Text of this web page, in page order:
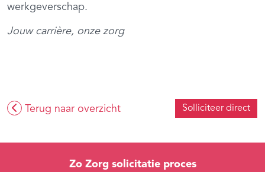
werkgeverschap.
Jouw carrière, onze zorg
Terug naar overzicht Solliciteer direct
Zo Zorg solicitatie proces